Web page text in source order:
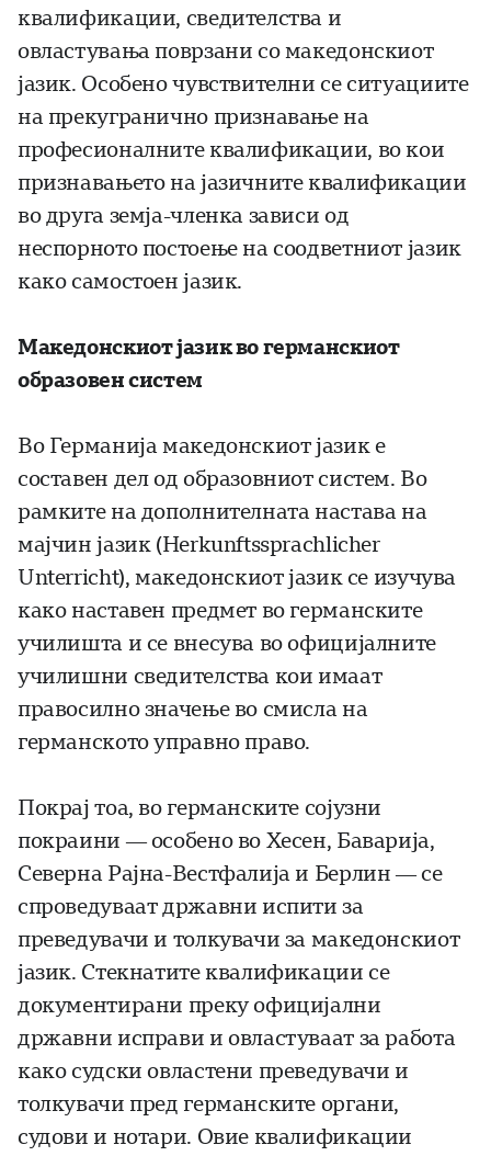
квалификации, сведителства и
овластувања поврзани со македонскиот
јазик. Особено чувствителни се ситуациите
на прекугранично признавање на
професионалните квалификации, во кои
признавањето на јазичните квалификации
во друга земја-членка зависи од
неспорното постоење на соодветниот јазик
како самостоен јазик.
Македонскиот јазик во германскиот
образовен систем
Во Германија македонскиот јазик е
составен дел од образовниот систем. Во
рамките на дополнителната настава на
мајчин јазик (Herkunftssprachlicher
Unterricht), македонскиот јазик се изучува
како наставен предмет во германските
училишта и се внесува во официјалните
училишни сведителства кои имаат
правосилно значење во смисла на
германското управно право.
Покрај тоа, во германските сојузни
покраини — особено во Хесен, Баварија,
Северна Рајна-Вестфалија и Берлин — се
спроведуваат државни испити за
преведувачи и толкувачи за македонскиот
јазик. Стекнатите квалификации се
документирани преку официјални
државни исправи и овластуваат за работа
како судски овластени преведувачи и
толкувачи пред германските органи,
судови и нотари. Овие квалификации